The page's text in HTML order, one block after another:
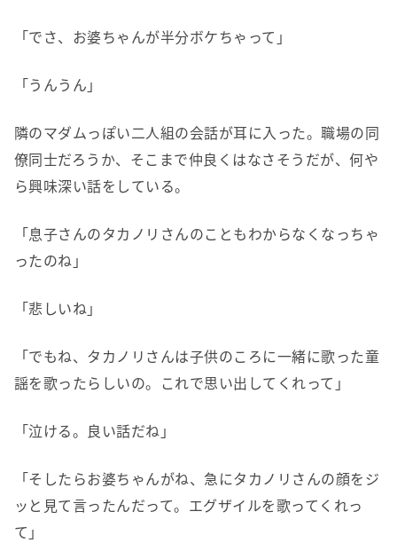
「でさ、お婆ちゃんが半分ボケちゃって」
「うんうん」
隣のマダムっぽい二人組の会話が耳に入った。職場の同
僚同士だろうか、そこまで仲良くはなさそうだが、何や
ら興味深い話をしている。
「息子さんのタカノリさんのこともわからなくなっちゃ
ったのね」
「悲しいね」
「でもね、タカノリさんは子供のころに一緒に歌った童
謡を歌ったらしいの。これで思い出してくれって」
「泣ける。良い話だね」
「そしたらお婆ちゃんがね、急にタカノリさんの顔をジ
ッと見て言ったんだって。エグザイルを歌ってくれっ
て」